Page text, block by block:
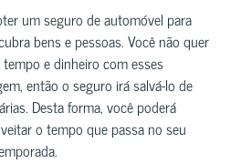
um seguro de automóvel para
bens e pessoas. Você não quer
e dinheiro com esses
então o seguro irá salvá-lo de
Desta forma, você poderá
o tempo que passa no seu